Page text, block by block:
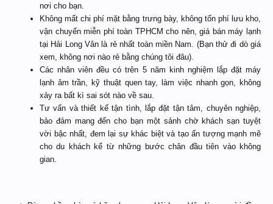
nơi cho bạn.
Không mất chi phí mặt bằng trưng bày, không tốn phí lưu kho,
vận chuyển miễn phí toàn TPHCM cho nên, giá bán máy lạnh
tại Hải Long Vân là rẻ nhất toàn miền Nam. (Bạn thử đi dò giá
xem, không nơi nào rẻ bằng chúng tôi đâu).
Các nhân viên đều có trên 5 năm kinh nghiệm lắp đặt máy
lạnh âm trần, kỹ thuật quen tay, làm việc nhanh gọn, không
xảy ra bất kì sai sót nào về sau.
Tư vấn và thiết kế tận tình, lắp đặt tận tâm, chuyên nghiệp,
bảo đảm mang đến cho bạn một sảnh chờ khách sạn tuyệt
vời bậc nhất, đem lại sự khác biệt và tạo ấn tượng mạnh mẽ
cho du khách kể từ những bước chân đầu tiên vào không
gian.